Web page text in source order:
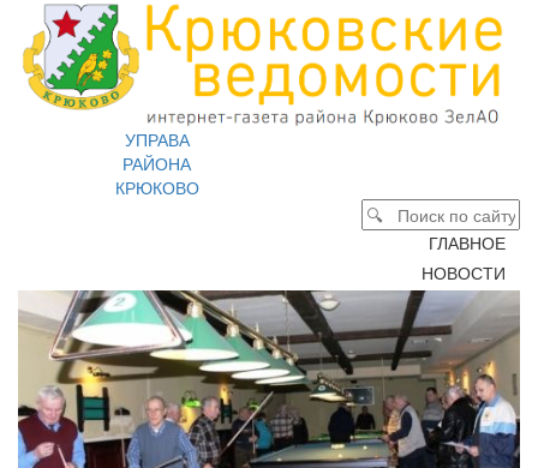
УПРАВА
РАЙОНА
КРЮКОВО
ГЛАВНОЕ
НОВОСТИ